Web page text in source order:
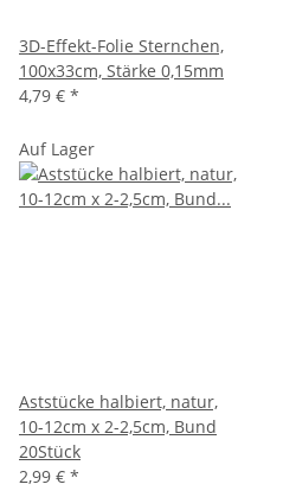
3D-Effekt-Folie Sternchen,
100x33cm, Stärke 0,15mm
4,79 € *
Auf Lager
Aststücke halbiert, natur,
10-12cm x 2-2,5cm, Bund
20Stück
2,99 € *